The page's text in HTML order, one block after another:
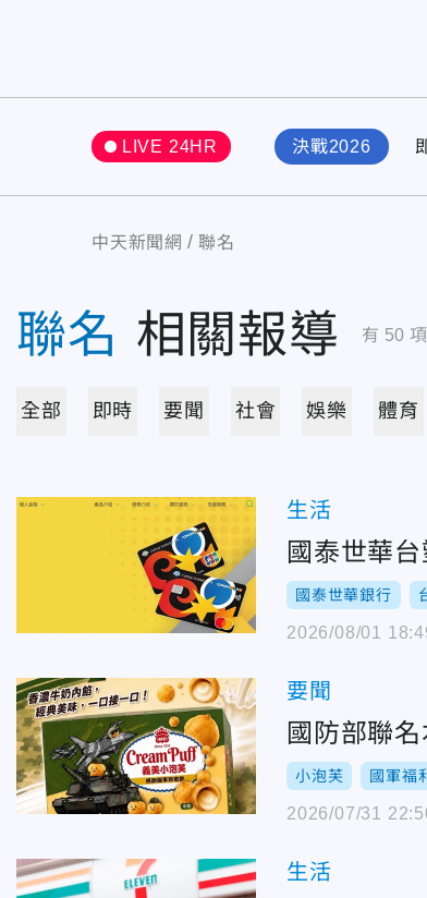
LIVE 24HR 決戰2026
中天新聞網 聯名
聯名 相關報導 有 50
全部 即時 要聞 社會 娛樂 體育
生活
國泰世華
國泰世華銀行
2026/08/01
要聞
國防部聯
小泡芙 國軍福
2026/07/31
生活